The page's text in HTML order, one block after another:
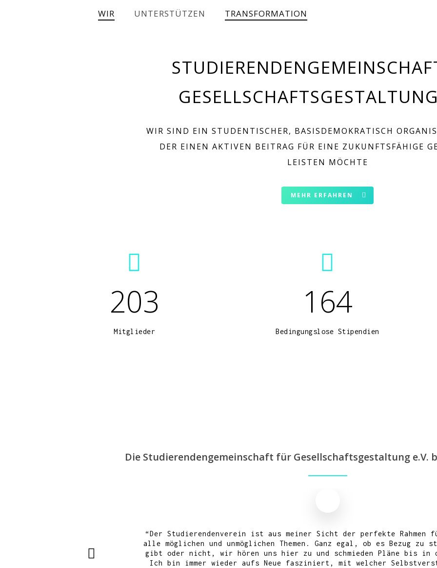
WIR UNTERSTÜTZEN TRANSFORMATION
WIR SIND EIN STUDENTISCHER, BASISDEMOKRATISCH
DER EINEN AKTIVEN BEITRAG FÜR EINE ZUKUNFTSFÄHIGE
LEISTEN MÖCHTE
MEHR ERFAHREN
203
Mitglieder
164
Bedingungslose Stipendien
Die Studierendengemeinschaft für Gesellschaftsgestaltung e.V.
“Der Studierendenverein ist aus meiner Sicht der perfekte Rahmen
alle möglichen und unmöglichen Themen. Ganz egal, ob es Bezug zu
gibt oder nicht, wir hören uns hier zu und schmieden Pläne bis in
Ich bin immer wieder aufs Neue fasziniert, mit welcher